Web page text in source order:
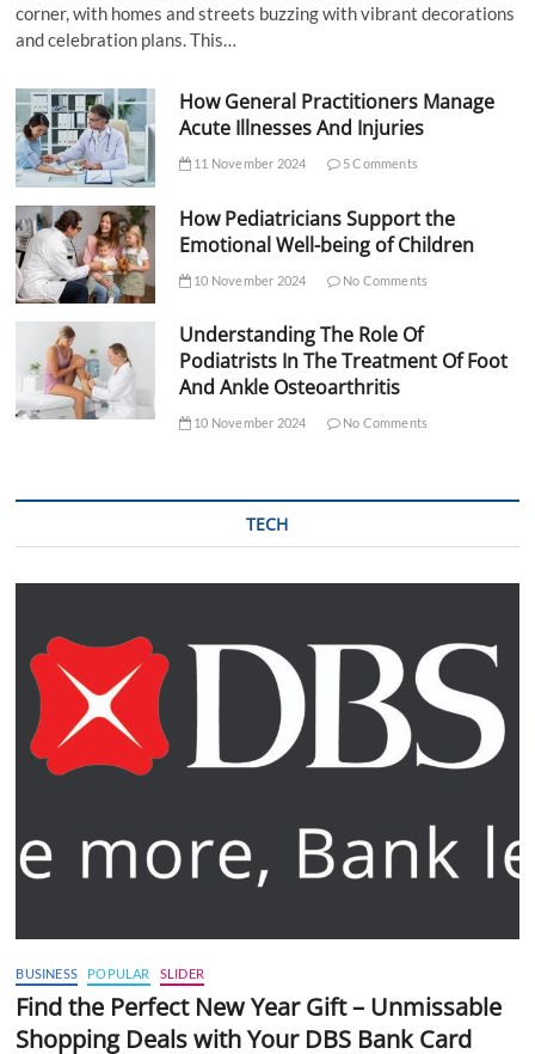
corner, with homes and streets buzzing with vibrant decorations
and celebration plans. This…
How General Practitioners Manage
Acute Illnesses And Injuries
11 November 2024 5 Comments
How Pediatricians Support the
Emotional Well-being of Children
10 November 2024 No Comments
Understanding The Role Of
Podiatrists In The Treatment Of Foot
And Ankle Osteoarthritis
10 November 2024 No Comments
TECH
BUSINESS POPULAR SLIDER
Find the Perfect New Year Gift – Unmissable
Shopping Deals with Your DBS Bank Card